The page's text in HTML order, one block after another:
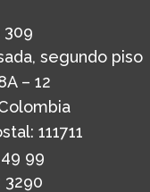
309
segundo piso
– 12
111711
49 99
3290